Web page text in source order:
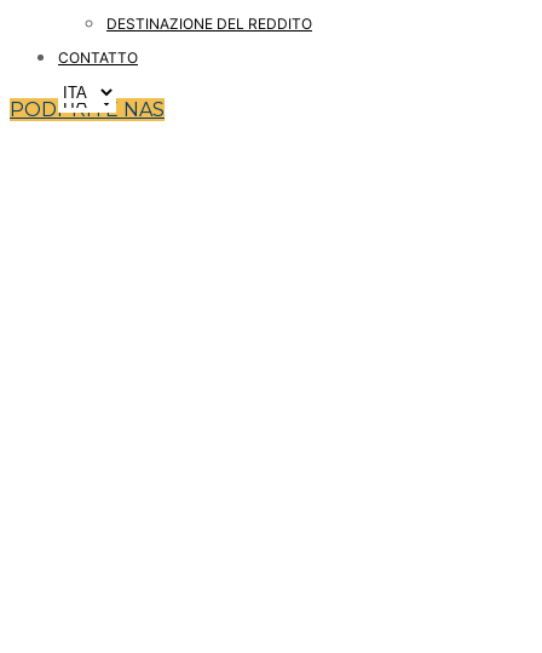
DESTINAZIONE DEL REDDITO
CONTATTO
PODPRITE NAS